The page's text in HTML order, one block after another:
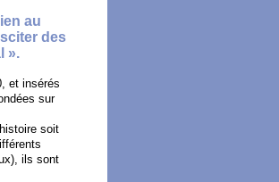
au
des
».
et insérés
sur
soit
ils sont